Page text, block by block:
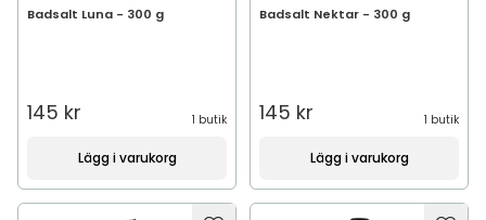
Badsalt Luna - 300 g
145 kr 1 butik
Lägg i varukorg
Badsalt Nektar - 300 g
145 kr 1 butik
Lägg i varukorg